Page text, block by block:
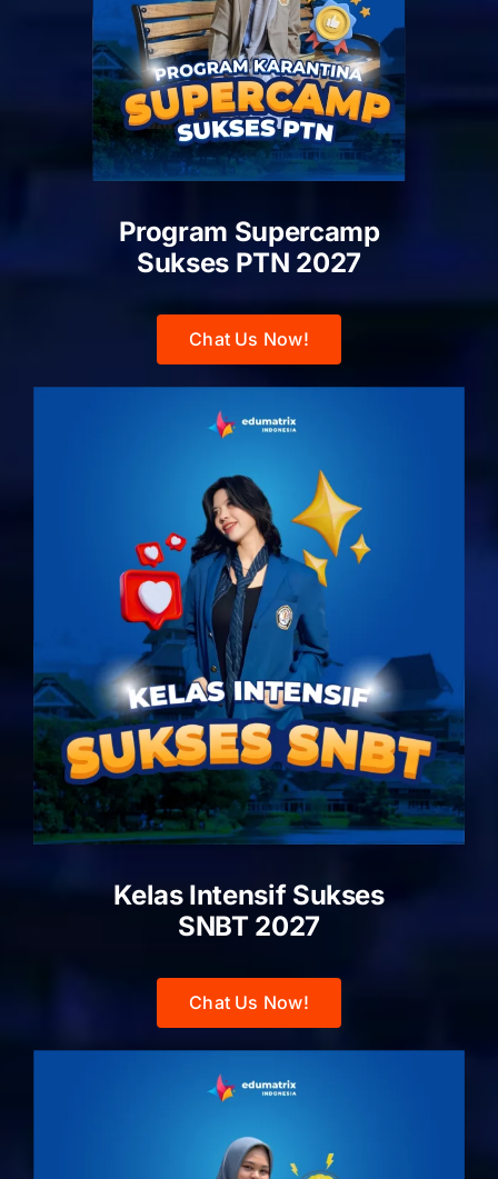
Program Supercamp
Sukses PTN 2027
Chat Us Now!
Kelas Intensif Sukses
SNBT 2027
Chat Us Now!